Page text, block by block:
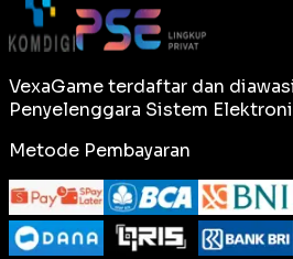
VexaGame terdaftar dan
Penyelenggara Sistem
Metode Pembayaran